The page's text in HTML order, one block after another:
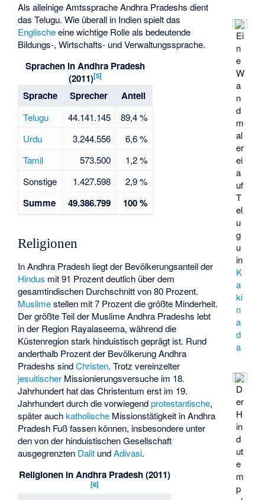
Ei
n
e
W
a
n
d
m
al
er
ei
a
uf
T
el
u
g
u
in
K
a
ki
n
a
d
a
Als alleinige Amtssprache Andhra Pradeshs dient
das Telugu. Wie überall in Indien spielt das
Englischeeine wichtige Rolle als bedeutende
Bildungs-, Wirtschafts- und Verwaltungssprache.
Sprachen in Andhra Pradesh
(2011)[5]
Sprache Sprecher Anteil
Telugu 44.141.145
89,4 %
Urdu
3.244.556
6,6 %
Tamil
573.500
1,2 %
Sonstige
1.427.598 2,9 %
Summe 49.386.799 100 %
Religionen
D
er
H
in
d
ut
e
m
p
In Andhra Pradesh liegt der Bevölkerungsanteil der
Hindus mit 91 Prozent deutlich über dem
gesamtindischen Durchschnitt von 80 Prozent.
Muslimestellen mit 7 Prozent die größte Minderheit.
Der größte Teil der Muslime Andhra Pradeshs lebt
in der Region Rayalaseema, während die
Küstenregion stark hinduistisch geprägt ist. Rund
anderthalb Prozent der Bevölkerung Andhra
Pradeshs sindChristen. Trotz vereinzelter
jesuitischer Missionierungsversuche im 18.
Jahrhundert hat das Christentum erst im 19.
Jahrhundert durch die vorwiegendprotestantische,
später auchkatholische Missionstätigkeit in Andhra
Pradesh Fuß fassen können, insbesondere unter
den von der hinduistischen Gesellschaft
ausgegrenzten Dalit undAdivasi.
Religionen in Andhra Pradesh (2011)
[6]